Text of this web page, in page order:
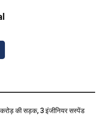
की सड़क, 3 इंजीनियर सस्पेंड